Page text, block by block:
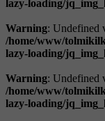
lazy-loading/
Warning: Undefined
/home/www/
lazy-loading/
Warning: Undefined
/home/www/
lazy-loading/